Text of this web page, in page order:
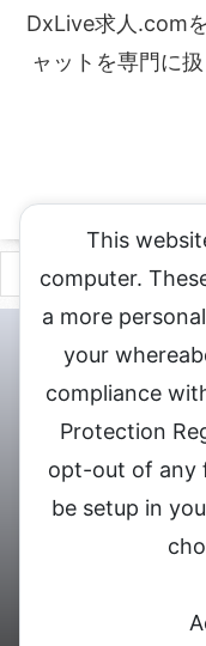
DxLive求人.com
ャットを専門に
チャットレディ登録申込
会・解約・移籍の申請
DXLIVEの
This
computer.
a more
your
compliance
Protection
opt-out of any
be setup in